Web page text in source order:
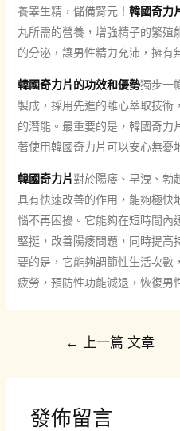
養睾生精，儲備腎元！ 韓國奇力
丸所需的營養，增強精子的繁殖
的分泌，讓男性精力充沛，擁有
韓國奇力片的功效和優勢獨步一
製成，採用先進的離心萃取技術
的潛能。最重要的是，韓國奇力
著使用韓國奇力片可以安心無憂
韓國奇力片對於陽痿、早洩、勃
具有快速改善的作用，能夠極快
惱不再困擾。它能夠在短時間內
堅挺，改善陽痿問題，同時提高
要的是，它能夠調節性生活次數
疲勞，預防性功能減退，恢復男
← 上一篇 文章
發佈留言